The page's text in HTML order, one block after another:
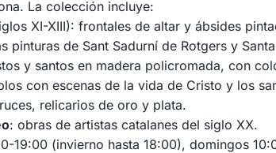
La colección incluye:
XI-XIII): frontales de altar y ábsides
pinturas de Sant Sadurní de Rotgers y
y santos en madera policromada, con
con escenas de la vida de Cristo y los
relicarios de oro y plata.
: obras de artistas catalanes del siglo XX.
19:00 (invierno hasta 18:00), domingos